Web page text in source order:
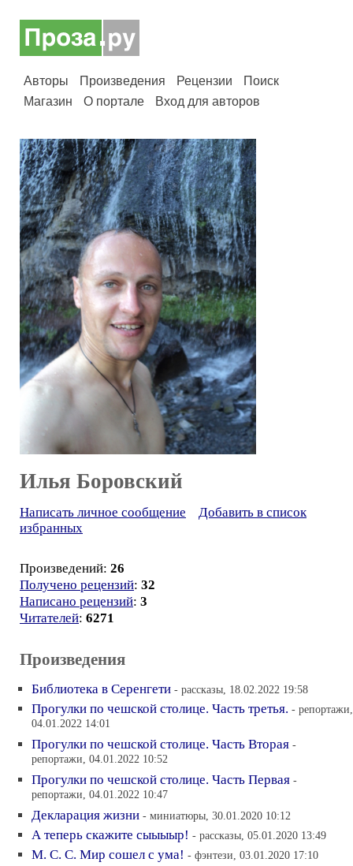
Авторы Произведения Рецензии
Поиск
Магазин
О портале Вход для авторов
Илья Боровский
Написать личное сообщение
Добавить в список
избранных
Произведений: 26
Получено рецензий: 32
Написано рецензий: 3
Читателей: 6271
Произведения
Библиотека в Серенгети - рассказы, 18.02.2022 19:58
Прогулки по чешской столице. Часть третья. - репортажи,
04.01.2022 14:01
Прогулки по чешской столице. Часть Вторая -
репортажи, 04.01.2022 10:52
Прогулки по чешской столице. Часть Первая -
репортажи, 04.01.2022 10:47
Декларация жизни - миниатюры, 30.01.2020 10:12
А теперь скажите сыыыыр! - рассказы, 05.01.2020 13:49
М. С. С. Мир сошел с ума! - фэнтези, 03.01.2020 17:10